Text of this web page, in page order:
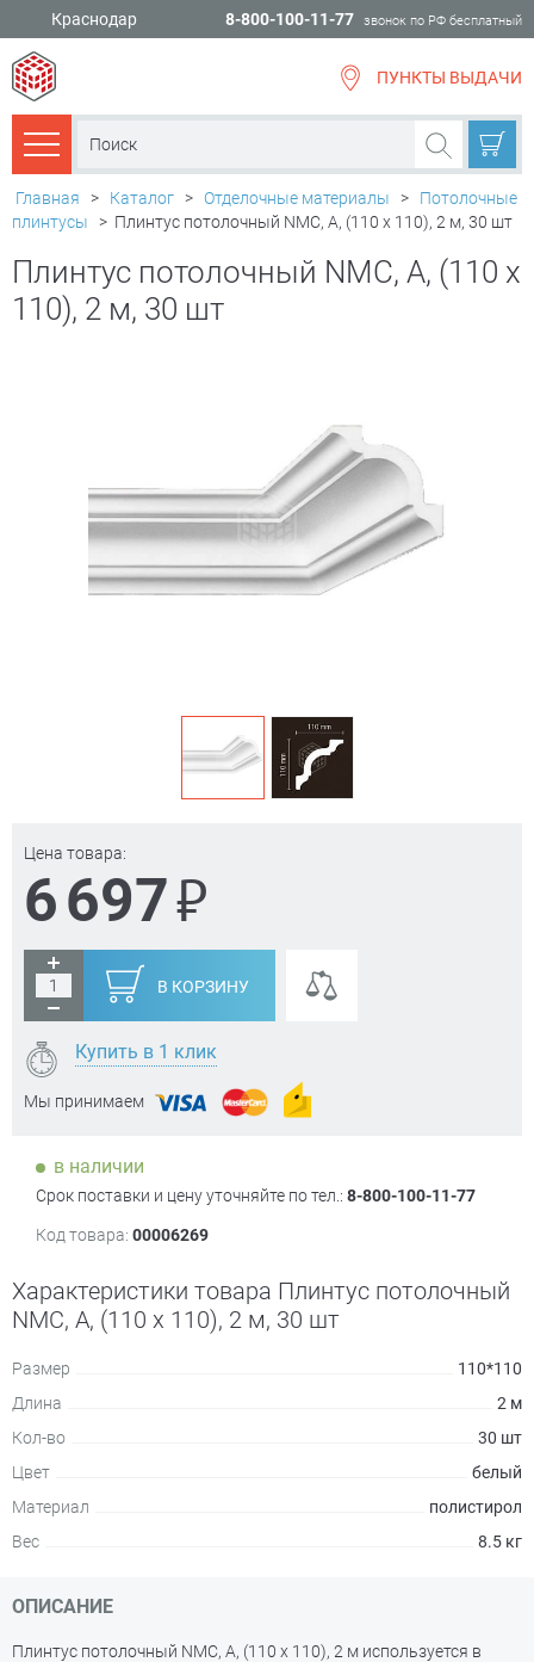
Краснодар 8-800-100-11-77 звонок по РФ бесплатный
ПУНКТЫ ВЫДАЧИ
Каталог товаров
Главная > Каталог > Отделочные материалы >
Потолочные
плинтусы
> Плинтус потолочный NMC, A, (110 х 110), 2 м, 30 шт
Плинтус потолочный NMC, A, (110 х
110), 2 м, 30 шт
Цена товара:
6 697₽
В КОРЗИНУ
Купить в 1 клик
Мы принимаем
в наличии
Срок поставки и цену уточняйте по тел.: 8-800-100-11-77
Код товара: 00006269
Характеристики товара Плинтус потолочный
NMC, A, (110 х 110), 2 м, 30 шт
Размер
110*110
Длина
2 м
Кол-во
30 шт
Цвет
белый
Материал
полистирол
Вес
8.5 кг
ОПИСАНИЕ
Плинтус потолочный NMC, A, (110 х 110), 2 м используется в